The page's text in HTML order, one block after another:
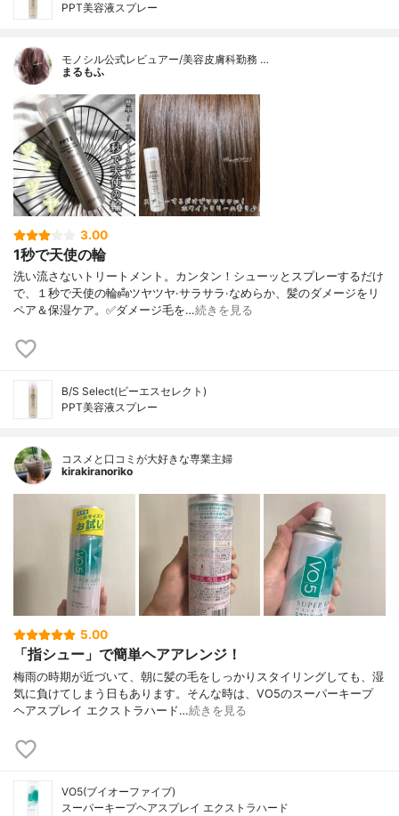
PPT美容液スプレー
モノシル公式レビュアー/美容皮膚科勤務 …
まるもふ
3.00
1秒で天使の輪
洗い流さないトリートメント。カンタン！シューッとスプレーするだけ
で、１秒で天使の輪👼ツヤツヤ·サラサラ·なめらか、髪のダメージをリ
ペア＆保湿ケア。✅ダメージ毛を…続きを見る
B/S Select(ビーエスセレクト)
PPT美容液スプレー
コスメと口コミが大好きな専業主婦
kirakiranoriko
5.00
「指シュー」で簡単ヘアアレンジ！
梅雨の時期が近づいて、朝に髪の毛をしっかりスタイリングしても、湿
気に負けてしまう日もあります。そんな時は、VO5のスーパーキープ
ヘアスプレイ エクストラハード…続きを見る
VO5(ブイオーファイブ)
スーパーキープヘアスプレイ エクストラハード